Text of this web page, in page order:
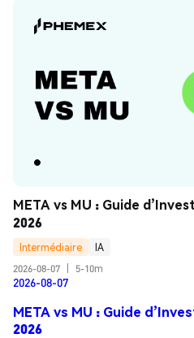
META vs MU : Guide
2026
Intermédiaire
IA
2026-08-07
5-10m
2026-08-07
META vs MU : Guide
2026